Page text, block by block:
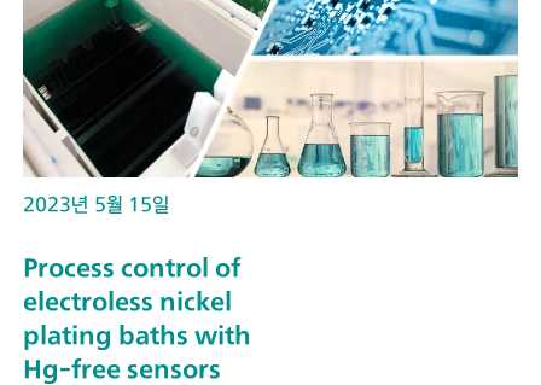
2023년 5월 15일
Process control of
electroless nickel
plating baths with
Hg-free sensors